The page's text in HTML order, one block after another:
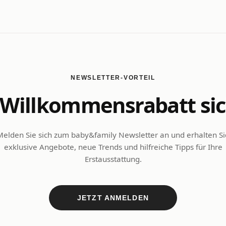
NEWSLETTER-VORTEIL
Sie sich zum baby&family Newsletter an und erhalten
exklusive Angebote, neue Trends und hilfreiche Tipps für Ihre
Erstausstattung.
JETZT ANMELDEN